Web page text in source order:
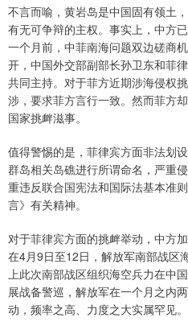
不言而喻，黄岩岛是中国固有领土
有无可争辩的主权。事实上，中方
一个月前，中菲南海问题双边磋商
开，中国外交部副部长孙卫东和菲
共同主持。对于菲方近期涉海侵权
涉，要求菲方言行一致。然而菲方
国家挑衅滋事。
值得警惕的是，菲律宾方面非法划
群岛相关岛礁进行所谓命名，严重
重违反联合国宪法和国际法基本准
言》有关精神。
对于菲律宾方面的挑衅举动，中方
在4月9日至12日，解放军南部战区
上此次南部战区组织海空兵力在中
展战备警巡，解放军在一个月之内
动，频率之高、力度之大实属罕见。